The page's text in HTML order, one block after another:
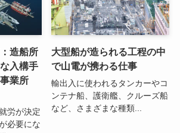
造船所
入構手
業所
労が決定
必要にな
大型船が造られる工程の中
で山電が携わる仕事
輸出入に使われるタンカーやコ
ンテナ船、護衛艦、クルーズ船
など、さまざまな種類...